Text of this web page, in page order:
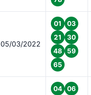
05/03/2022
01
03
21
30
48
59
65
04
06